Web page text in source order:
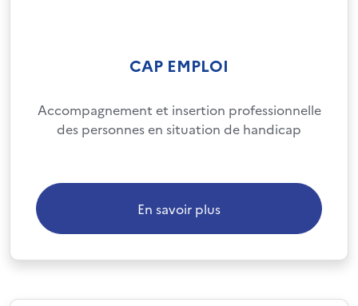
CAP EMPLOI
Accompagnement et insertion professionnelle
des personnes en situation de handicap
En savoir plus